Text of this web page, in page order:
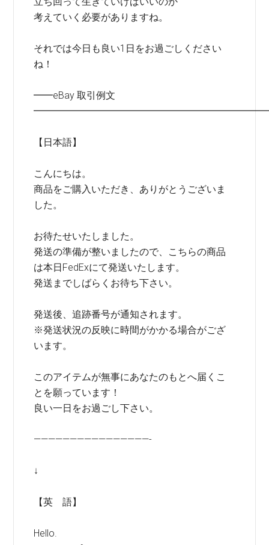
考えていく必要がありますね。
それでは今日も良い1日をお過ごしください
ね！
━━eBay 取引例文
【日本語】
こんにちは。
商品をご購入いただき、ありがとうございま
した。
お待たせいたしました。
発送の準備が整いましたので、こちらの商品
は本日FedExにて発送いたします。
発送までしばらくお待ち下さい。
発送後、追跡番号が通知されます。
※発送状況の反映に時間がかかる場合がござ
います。
このアイテムが無事にあなたのもとへ届くこ
とを願っています！
良い一日をお過ごし下さい。
————————————————-
↓
【英 語】
Hello.